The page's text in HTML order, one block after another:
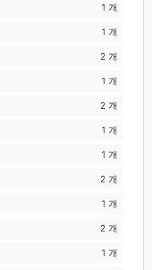
1 개
1 개
2 개
1 개
2 개
1 개
1 개
2 개
1 개
2 개
1 개